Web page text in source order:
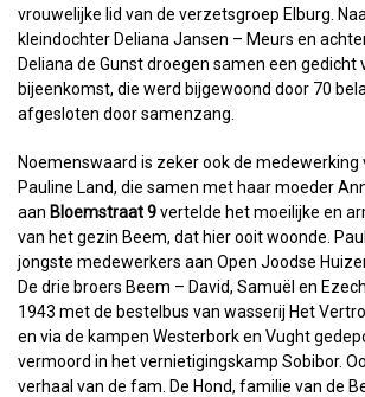
vrouwelijke lid van de verzetsgroep Elburg.
kleindochter Deliana Jansen – Meurs en
Deliana de Gunst droegen samen een gedicht
bijeenkomst, die werd bijgewoond door 70
afgesloten door samenzang.
Noemenswaard is zeker ook de medewerking
Pauline Land, die samen met haar moeder
aan Bloemstraat 9vertelde het moeilijke en
van het gezin Beem, dat hier ooit woonde.
jongste medewerkers aan Open Joodse
De drie broers Beem – David, Samuël en
1943 met de bestelbus van wasserij Het
en via de kampen Westerbork en Vught
vermoord in het vernietigingskamp Sobibor.
verhaal van de fam. De Hond, familie van de